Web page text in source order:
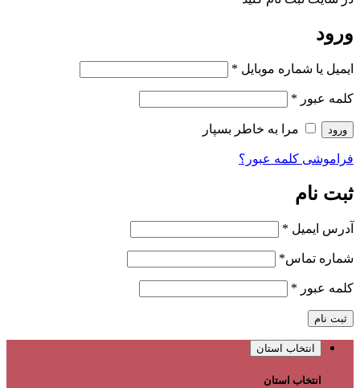
ورود
ایمیل یا شماره موبایل *
کلمه عبور *
ورود مرا به خاطر بسپار
فراموشی کلمه عبور؟
ثبت نام
آدرس ایمیل *
شماره تماس*
کلمه عبور *
ثبت نام
انتخاب استان
انتخاب استان